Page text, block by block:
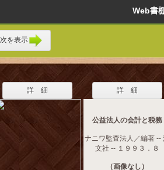
Web
次を表示
詳 細 詳 細
公益法人の会計と税務
ナニワ監査法人／編著 --
文社 -- １９９３．８
（画像なし）